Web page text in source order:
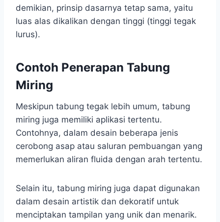
demikian, prinsip dasarnya tetap sama, yaitu
luas alas dikalikan dengan tinggi (tinggi tegak
lurus).
Contoh Penerapan Tabung
Miring
Meskipun tabung tegak lebih umum, tabung
miring juga memiliki aplikasi tertentu.
Contohnya, dalam desain beberapa jenis
cerobong asap atau saluran pembuangan yang
memerlukan aliran fluida dengan arah tertentu.
Selain itu, tabung miring juga dapat digunakan
dalam desain artistik dan dekoratif untuk
menciptakan tampilan yang unik dan menarik.